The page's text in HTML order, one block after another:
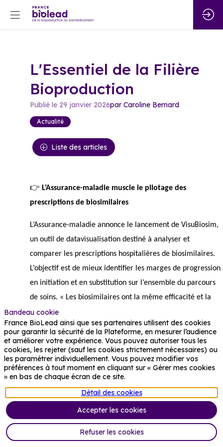
L'Essentiel de la Filière
Bioproduction
Publié le 29 janvier 2026par Caroline Bernard
Actualité
Liste des articles
👉 L’Assurance-maladie muscle le pilotage des
prescriptions de biosimilaires
L’Assurance-maladie annonce le lancement de VisuBiosim,
un outil de datavisualisation destiné à analyser et
comparer les prescriptions hospitalières de biosimilaires.
L’objectif est de mieux identifier les marges de progression
en initiation et en substitution sur l’ensemble du parcours
de soins. « Les biosimilaires ont la même efficacité et la
même sécurité que les médicaments biologiques de
référence, pour un coût inférieur de 30% en moyenne. Leur
développement constitue un levier majeur pour l’accès aux
traitements, la soutenabilité de notre système de santé et
la diffusion de l’innovation », rappelle le directeur général
La bioproduction ouvre une nouvelle voie pour les
laits infantiles
Bandeau cookie
France BioLead ainsi que ses partenaires utilisent des cookies
pour garantir la sécurité de la Plateforme, en mesurer l’audience
et améliorer votre expérience. Vous pouvez autoriser tous les
cookies, les rejeter (sauf les cookies strictement nécessaires) ou
les paramétrer individuellement. Vous pouvez modifier vos
préférences à tout moment en cliquant sur « Gérer mes cookies
» en bas de chaque écran de ce site.
Détail des cookies
Accepter les cookies
Refuser les cookies